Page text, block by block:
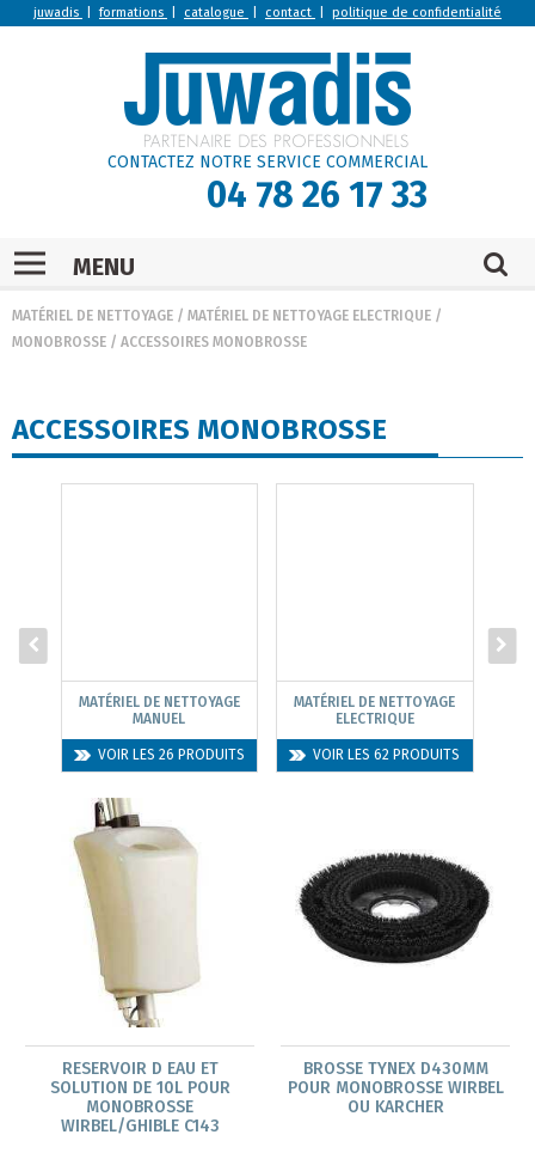
juwadis |formations catalogue contact politique de confidentialité
CONTACTEZ NOTRE SERVICE COMMERCIAL
04 78 26 17 33
MENU
MATÉRIEL DE NETTOYAGE / MATÉRIEL DE NETTOYAGE ELECTRIQUE /
MONOBROSSE / ACCESSOIRES MONOBROSSE
ACCESSOIRES MONOBROSSE
MATÉRIEL DE NETTOYAGE
MANUEL
VOIR LES 26 PRODUITS
MATÉRIEL DE NETTOYAGE
ELECTRIQUE
VOIR LES 62 PRODUITS
RESERVOIR D EAU ET
SOLUTION DE 10L POUR
MONOBROSSE
WIRBEL/GHIBLE C143
BROSSE TYNEX D430MM
POUR MONOBROSSE WIRBEL
OU KARCHER